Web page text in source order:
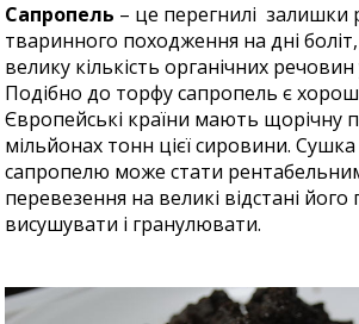
Сапропель – це перегнилі залишки
тваринного походження на дні
велику кількість органічних речовин
Подібно до торфу сапропель є
Європейські країни мають щорічну
мільйонах тонн цієї сировини.
сапропелю може стати
перевезення на великі відстані його
висушувати і гранулювати.